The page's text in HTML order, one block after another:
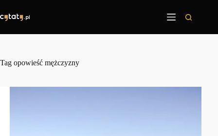
treści
Tag opowieść mężczyzny